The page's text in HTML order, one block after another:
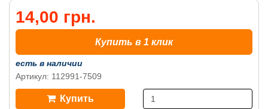
14,00 грн.
Купить в 1 клик
есть в наличии
Артикул: 112991-7509
Купить